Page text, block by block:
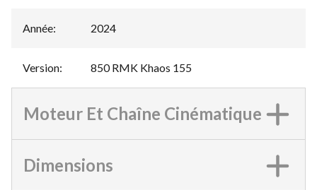
Année: 2024
Version: 850 RMK Khaos 155
Moteur Et Chaîne Cinématique
Dimensions